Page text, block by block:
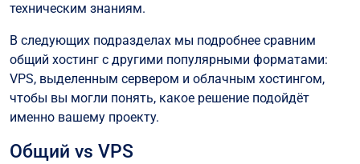
техническим знаниям.
В следующих подразделах мы подробнее сравним
общий хостинг с другими популярными форматами:
VPS, выделенным сервером и облачным хостингом,
чтобы вы могли понять, какое решение подойдёт
именно вашему проекту.
Общий vs VPS